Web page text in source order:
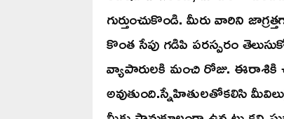
గుర్తుంచుకొండి. మీరు వారిని
కొంత సేపు గడిపి పరస్పరం
వ్యాపారులకి మంచి రోజు. ఈరాశికి
అవుతుంది.స్నేహితులతోకలిసి